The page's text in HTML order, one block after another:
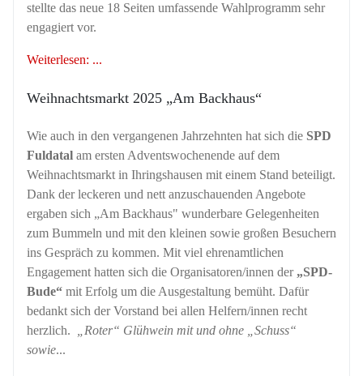
stellte das neue 18 Seiten umfassende Wahlprogramm sehr
engagiert vor.
Weiterlesen: ...
Weihnachtsmarkt 2025 „Am Backhaus“
Wie auch in den vergangenen Jahrzehnten hat sich die SPD
Fuldatal am ersten Adventswochenende auf dem
Weihnachtsmarkt in Ihringshausen mit einem Stand beteiligt.
Dank der leckeren und nett anzuschauenden Angebote
ergaben sich „Am Backhaus" wunderbare Gelegenheiten
zum Bummeln und mit den kleinen sowie großen Besuchern
ins Gespräch zu kommen. Mit viel ehrenamtlichen
Engagement hatten sich die Organisatoren/innen der „SPD-
Bude“ mit Erfolg um die Ausgestaltung bemüht. Dafür
bedankt sich der Vorstand bei allen Helfern/innen recht
herzlich.
„Roter“ Glühwein mit und ohne „Schuss“
sowie...